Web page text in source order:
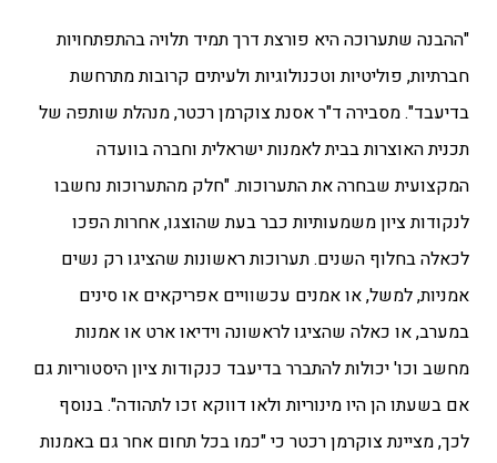
"ההבנה שתערוכה היא פורצת דרך תמיד תלויה בהתפתחויות
חברתיות, פוליטיות וטכנולוגיות ולעיתים קרובות מתרחשת
בדיעבד". מסבירה ד"ר אסנת צוקרמן רכטר, מנהלת שותפה של
תכנית האוצרות בבית לאמנות ישראלית וחברה בוועדה
המקצועית שבחרה את התערוכות. "חלק מהתערוכות נחשבו
לנקודות ציון משמעותיות כבר בעת שהוצגו, אחרות הפכו
לכאלה בחלוף השנים. תערוכות ראשונות שהציגו רק נשים
אמניות, למשל, או אמנים עכשוויים אפריקאים או סינים
במערב, או כאלה שהציגו לראשונה וידיאו ארט או אמנות
מחשב וכו' יכולות להתברר בדיעבד כנקודות ציון היסטוריות גם
אם בשעתו הן היו מינוריות ולאו דווקא זכו לתהודה". בנוסף
לכך, מציינת צוקרמן רכטר כי "כמו בכל תחום אחר גם באמנות